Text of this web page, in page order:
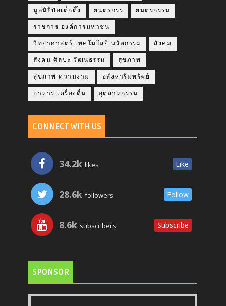
มูลนิธิป่อเต็กตึ๊ง ยนตรกรร ยนตรกรรม
ราชการ องค์การมหาชน
วิทยาศาสตร์ เทคโนโลยี นวัตกรรม สังคม
สังคม ศิลปะ วัฒนธรรม สุขภาพ
สุขภาพ ความงาม อสังหาริมทรัพย์
อาหาร เครื่องดื่ม อุตสาหกรรม
CONNECT WITH US
34.2k likes Like
28.6k followers Follow
8.6k subscribers Subscribe
SPONSOR